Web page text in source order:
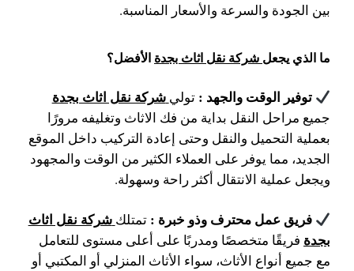
بين الجودة والسرعة والأسعار المناسبة.
ما الذي يجعل شركة نقل اثاث بجدة الأفضل؟
توفير الوقت والجهد :تولي شركة نقل اثاث بجدة
جميع مراحل النقل بداية من فك الاثاث وتغليفه مرورًا
بعملية التحميل والنقل وحتى إعادة التركيب داخل الموقع
الجديد، مما يوفر على العملاء الكثير من الوقت والمجهود
ويجعل عملية الانتقال أكثر راحة وسهولة.
فريق عمل محترف وذو خبرة :تمتلك شركة نقل اثاث
بجدة فريقًا متخصصًا ومدربًا على أعلى مستوى للتعامل
مع جميع أنواع الأثاث، سواء الأثاث المنزلي أو المكتبي أو